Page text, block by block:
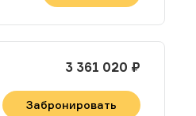
3 361 020 ₽
Забронировать